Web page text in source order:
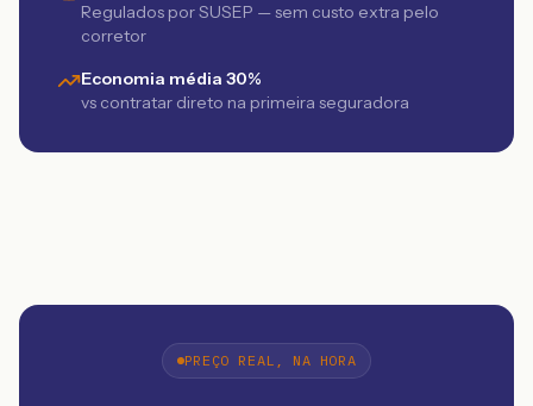
Regulados por SUSEP — sem custo extra pelo
corretor
Economia média 30%
vs contratar direto na primeira seguradora
PREÇO REAL, NA HORA